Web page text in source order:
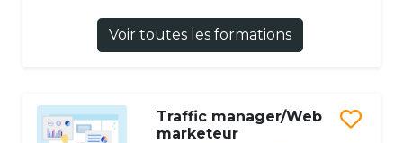
Voir toutes les formations
Traffic manager/Web
marketeur